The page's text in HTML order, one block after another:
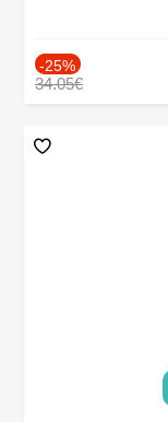
-25%
34.05€